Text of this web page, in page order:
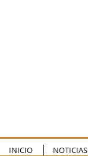
INICIO NOTICIAS